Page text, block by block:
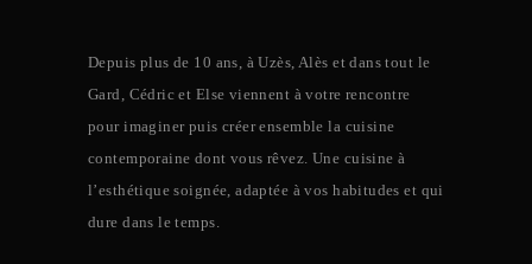
Depuis plus de 10 ans, à Uzès, Alès et dans tout le
Gard, Cédric et Else viennent à votre rencontre
pour imaginer puis créer ensemble la cuisine
contemporaine dont vous rêvez. Une cuisine à
l’esthétique soignée, adaptée à vos habitudes et qui
dure dans le temps.